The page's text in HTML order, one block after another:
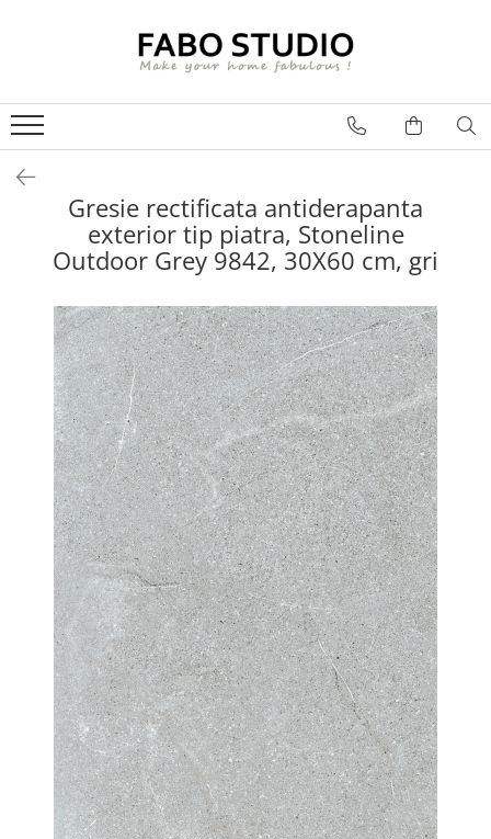
GRESIE INTERIOR
GRESIE EXTERIOR 2 CM
GRESIE TIP LEMN
GRESIE XXL - LASTRE
TREPTE DIN GRESIE
FAIANTA
MOBILIER DE INTERIOR
CANAPELE
CONSOLE
Gresie rectificata antiderapanta
exterior tip piatra, Stoneline
Outdoor Grey 9842, 30X60 cm, gri